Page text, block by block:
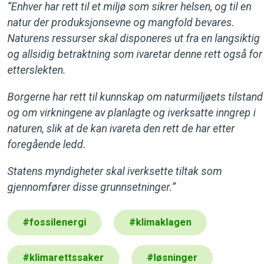
“Enhver har rett til et miljø som sikrer helsen, og til en
natur der produksjonsevne og mangfold bevares.
Naturens ressurser skal disponeres ut fra en langsiktig
og allsidig betraktning som ivaretar denne rett også for
etterslekten.
Borgerne har rett til kunnskap om naturmiljøets tilstand
og om virkningene av planlagte og iverksatte inngrep i
naturen, slik at de kan ivareta den rett de har etter
foregående ledd.
Statens myndigheter skal iverksette tiltak som
gjennomfører disse grunnsetninger.”
#fossilenergi #klimaklagen
#klimarettssaker #løsninger